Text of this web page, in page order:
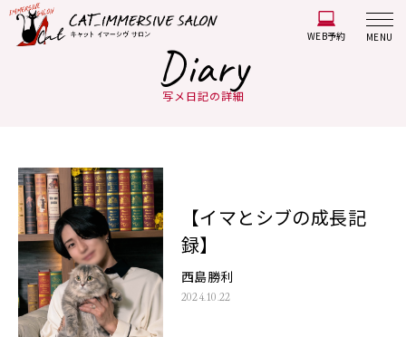
WEB予約 MENU
Diary
写メ日記の詳細
【イマとシブの成長記
録】
西島勝利
2024.10.22